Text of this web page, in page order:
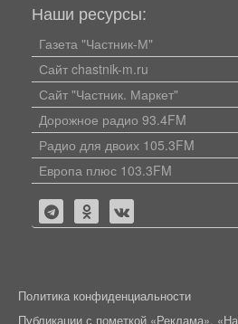
Наши ресурсы:
Газета "Частник-М"
Сайт chastnik-m.ru
Сайт "Частник. Маркет"
Дорожное радио 93.4FM
Радио для двоих 105.3FM
Европа плюс 103.3FM
Политика конфиденциальности
Публикации с пометкой «Реклама»,